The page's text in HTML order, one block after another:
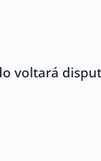
voltará